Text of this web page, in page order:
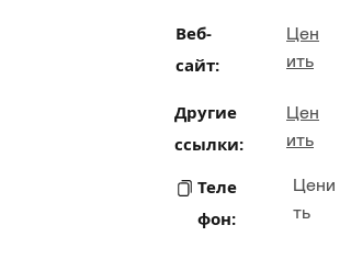
Веб-
сайт:
Цен
ить
Другие
ссылки:
Цен
ить
Теле
фон:
Цени
ть